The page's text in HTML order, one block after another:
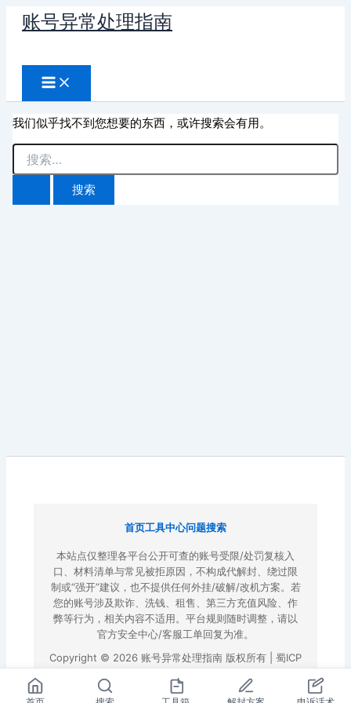
账号异常处理指南
索
我们似乎找不到您想要的东西，或许搜索会有用。
搜
索：
首页工具中心问题搜索
本站点仅整理各平台公开可查的账号受限/处罚复核入
口、材料清单与常见被拒原因，不构成代解封、绕过限
制或“强开”建议，也不提供任何外挂/破解/改机方案。若
您的账号涉及欺诈、洗钱、租售、第三方充值风险、作
弊等行为，相关内容不适用。平台规则随时调整，请以
官方安全中心/客服工单回复为准。
Copyright © 2026 账号异常处理指南 版权所有 | 蜀ICP